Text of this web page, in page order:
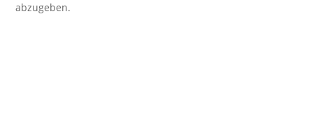
abzugeben.